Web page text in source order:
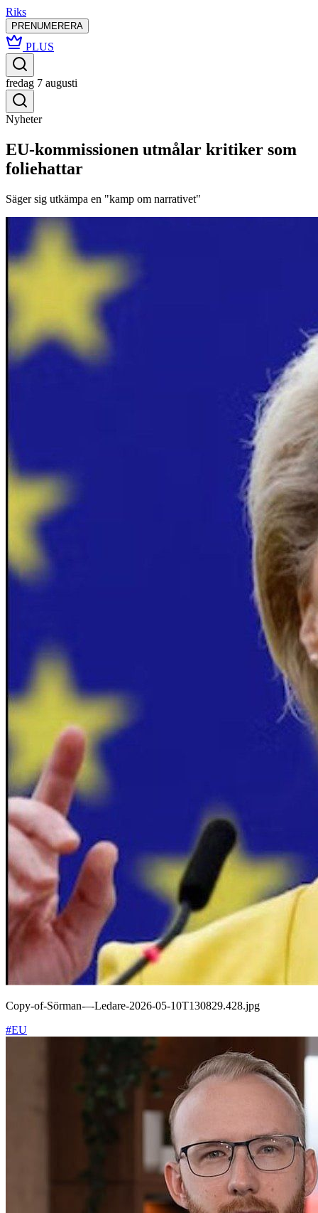
Riks
PRENUMERERA
PLUS
fredag 7 augusti
Nyheter
EU-kommissionen utmålar kritiker som
foliehattar
Säger sig utkämpa en "kamp om narrativet"
Copy-of-Sörman-–-Ledare-2026-05-10T130829.428.jpg
#EU